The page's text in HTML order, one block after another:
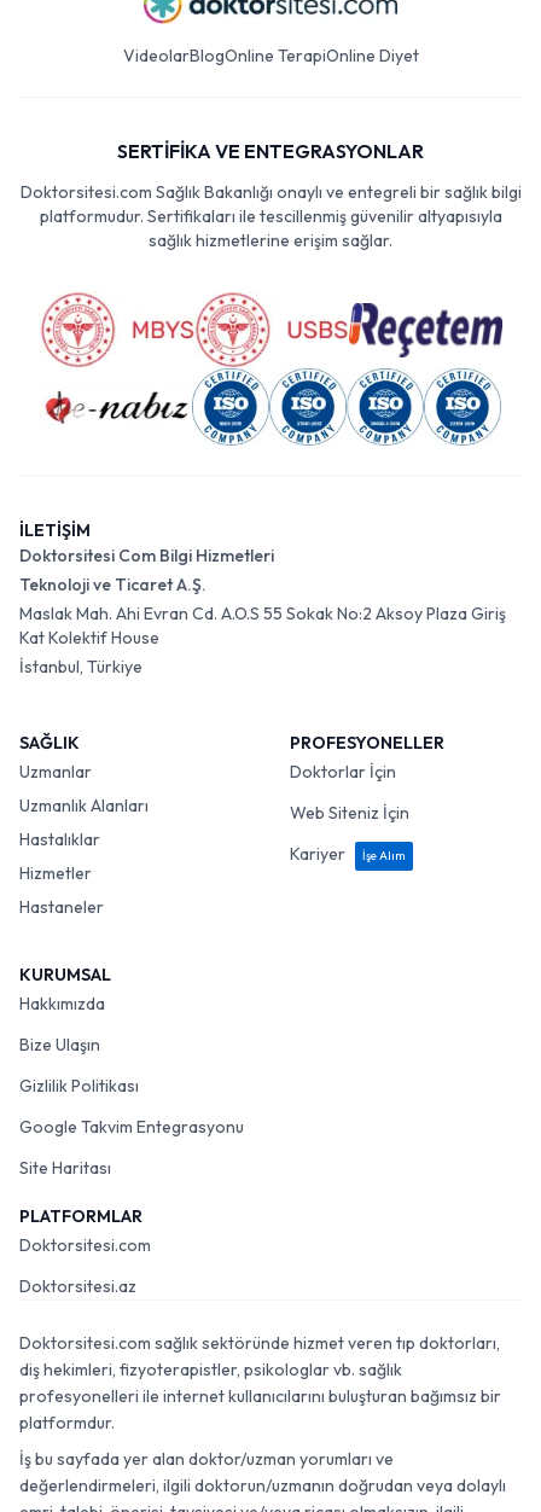
VideolarBlogOnline TerapiOnline Diyet
SERTİFİKA VE ENTEGRASYONLAR
Doktorsitesi.com Sağlık Bakanlığı onaylı ve entegreli bir sağlık bilgi
platformudur. Sertifikaları ile tescillenmiş güvenilir altyapısıyla
sağlık hizmetlerine erişim sağlar.
İLETİŞİM
Doktorsitesi Com Bilgi Hizmetleri
Teknoloji ve Ticaret A.Ş.
Maslak Mah. Ahi Evran Cd. A.O.S 55 Sokak No:2 Aksoy Plaza Giriş
Kat Kolektif House
İstanbul, Türkiye
SAĞLIK
Uzmanlar
Uzmanlık Alanları
Hastalıklar
Hizmetler
Hastaneler
PROFESYONELLER
Doktorlar İçin
Web Siteniz İçin
Kariyer
İşe Alım
KURUMSAL
Hakkımızda
Bize Ulaşın
Gizlilik Politikası
Google Takvim Entegrasyonu
Site Haritası
PLATFORMLAR
Doktorsitesi.com
Doktorsitesi.az
Doktorsitesi.com sağlık sektöründe hizmet veren tıp doktorları,
diş hekimleri, fizyoterapistler, psikologlar vb. sağlık
profesyonelleri ile internet kullanıcılarını buluşturan bağımsız bir
platformdur.
İş bu sayfada yer alan doktor/uzman yorumları ve
değerlendirmeleri, ilgili doktorun/uzmanın doğrudan veya dolaylı